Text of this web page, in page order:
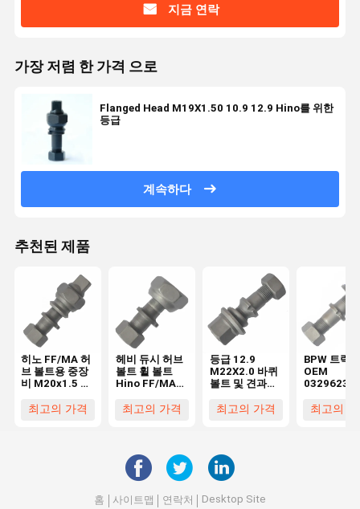
지금 연락
가장 저렴 한 가격 으로
Flanged Head M19X1.50 10.9 12.9 Hino를 위한
등급
계속하다
추천된 제품
히노 FF/MA 허
브 볼트용 중장
비 M20x1.5 후
노 트럭용)
최고의 가격
헤비 듀시 허브
볼트 휠 볼트
Hino FF/MA
최고의 가격
등급 12.9
M22X2.0 바퀴
볼트 및 견과류
OEM0329613170
최고의 가격
BPW 트럭
OEM
용 고품질
최고의
홈 사이트맵 연락처 Desktop Site